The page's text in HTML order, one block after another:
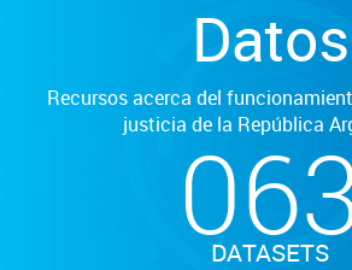
Datos
Recursos acerca del
justicia de la República
DATASETS